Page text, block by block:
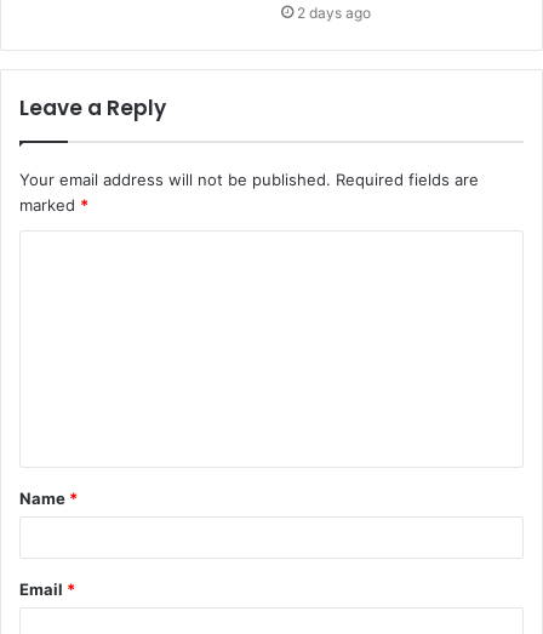
2 days ago
Leave a Reply
Your email address will not be published. Required fields are
marked *
t
*
Name *
Email *